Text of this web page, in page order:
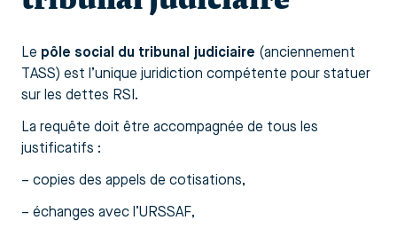
Le pôle social du tribunal judiciaire (anciennement
TASS) est l’unique juridiction compétente pour statuer
sur les dettes RSI.
La requête doit être accompagnée de tous les
justificatifs :
– copies des appels de cotisations,
– échanges avec l’URSSAF,